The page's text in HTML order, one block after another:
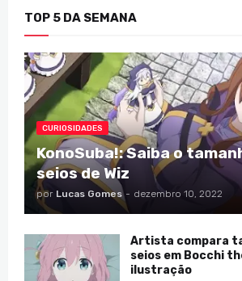
TOP 5 DA SEMANA
CURIOSIDADES
KonoSuba!: Saiba o
seios de Wiz
por Lucas Gomes - dezembro 10, 2022
Artista compara
seios em Bocchi
ilustração